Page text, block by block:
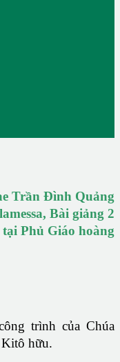
Trần Đình Quảng
Bài giảng 2
Phủ Giáo hoàng
trình của Chúa
hữu.